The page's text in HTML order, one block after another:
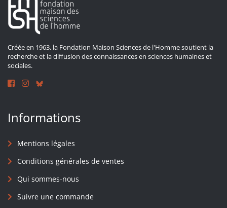
Créée en 1963, la Fondation Maison Sciences de l'Homme soutient la
recherche et la diffusion des connaissances en sciences humaines et
sociales.
Informations
Mentions légales
Conditions générales de ventes
Qui sommes-nous
Suivre une commande